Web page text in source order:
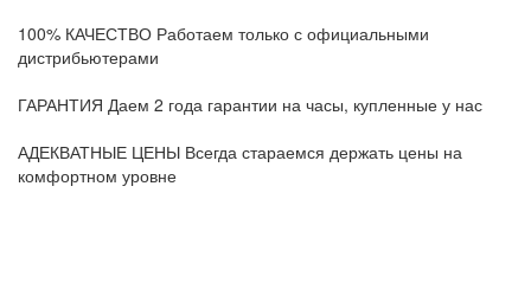
100% КАЧЕСТВО Работаем только с официальными
дистрибьютерами
ГАРАНТИЯ Даем 2 года гарантии на часы, купленные у нас
АДЕКВАТНЫЕ ЦЕНЫ Всегда стараемся держать цены на
комфортном уровне